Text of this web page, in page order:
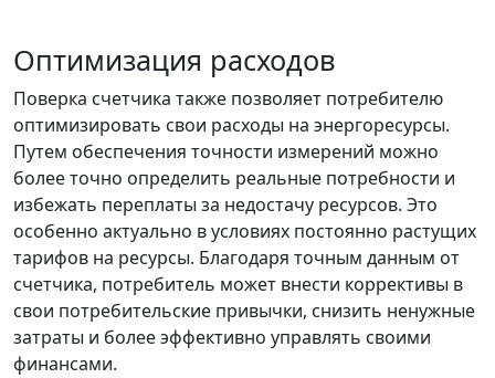
Оптимизация расходов
Поверка счетчика также позволяет потребителю
оптимизировать свои расходы на энергоресурсы.
Путем обеспечения точности измерений можно
более точно определить реальные потребности и
избежать переплаты за недостачу ресурсов. Это
особенно актуально в условиях постоянно растущих
тарифов на ресурсы. Благодаря точным данным от
счетчика, потребитель может внести коррективы в
свои потребительские привычки, снизить ненужные
затраты и более эффективно управлять своими
финансами.